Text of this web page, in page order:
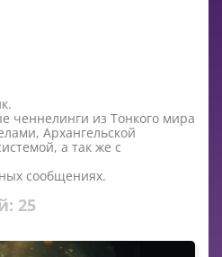
ченнелинги из Тонкого мира
Архангельской
а так же с
сообщениях.
25